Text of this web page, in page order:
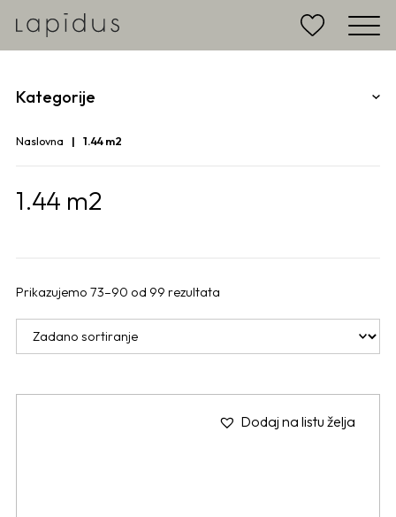
Kategorije
Naslovna 1.44 m2
1.44 m2
Prikazujemo 73–90 od 99 rezultata
Dodaj na listu želja